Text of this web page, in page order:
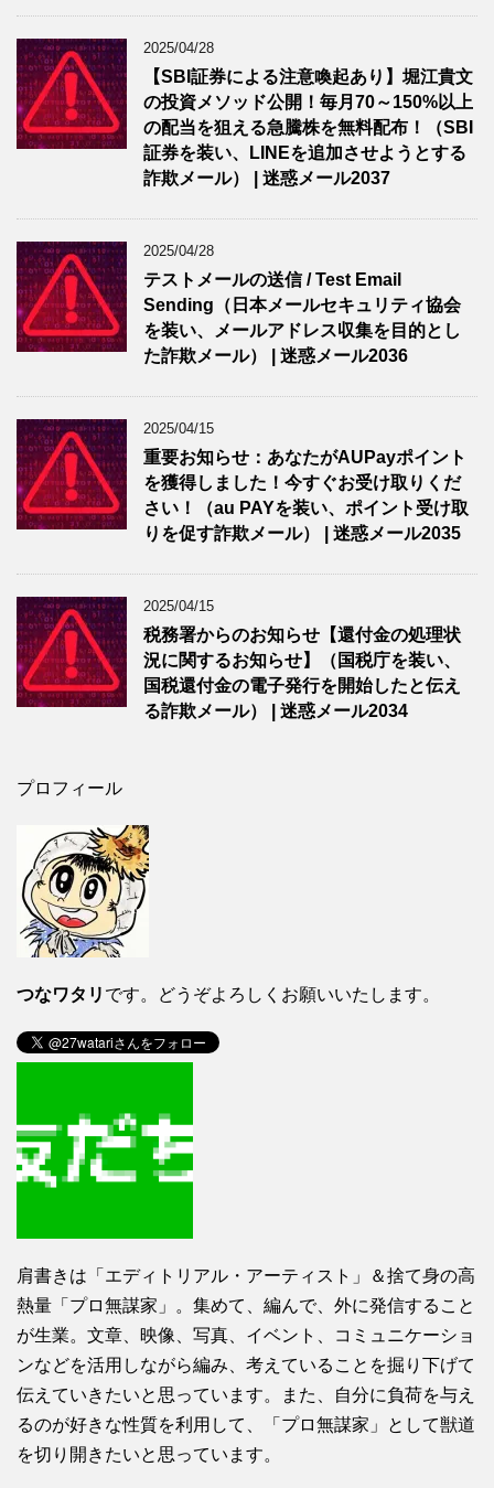
2025/04/28
【SBI証券による注意喚起あり】堀江貴文
の投資メソッド公開！毎月70～150%以上
の配当を狙える急騰株を無料配布！（SBI
証券を装い、LINEを追加させようとする
詐欺メール） | 迷惑メール2037
2025/04/28
テストメールの送信 / Test Email
Sending（日本メールセキュリティ協会
を装い、メールアドレス収集を目的とし
た詐欺メール） | 迷惑メール2036
2025/04/15
重要お知らせ：あなたがAUPayポイント
を獲得しました！今すぐお受け取りくだ
さい！（au PAYを装い、ポイント受け取
りを促す詐欺メール） | 迷惑メール2035
2025/04/15
税務署からのお知らせ【還付金の処理状
況に関するお知らせ】（国税庁を装い、
国税還付金の電子発行を開始したと伝え
る詐欺メール） | 迷惑メール2034
プロフィール
つなワタリ です。どうぞよろしくお願いいたします。
肩書きは「エディトリアル・アーティスト」＆捨て身の高
熱量「プロ無謀家」。集めて、編んで、外に発信すること
が生業。文章、映像、写真、イベント、コミュニケーショ
ンなどを活用しながら編み、考えていることを掘り下げて
伝えていきたいと思っています。また、自分に負荷を与え
るのが好きな性質を利用して、「プロ無謀家」として獣道
を切り開きたいと思っています。